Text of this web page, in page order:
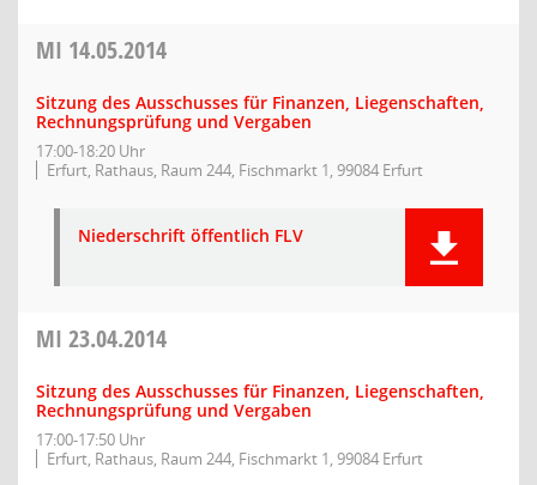
MI 14.05.2014
Sitzung des Ausschusses für Finanzen, Liegenschaften,
Rechnungsprüfung und Vergaben
17:00-18:20 Uhr
Erfurt, Rathaus, Raum 244, Fischmarkt 1, 99084 Erfurt
Niederschrift öffentlich FLV
MI 23.04.2014
Sitzung des Ausschusses für Finanzen, Liegenschaften,
Rechnungsprüfung und Vergaben
17:00-17:50 Uhr
Erfurt, Rathaus, Raum 244, Fischmarkt 1, 99084 Erfurt